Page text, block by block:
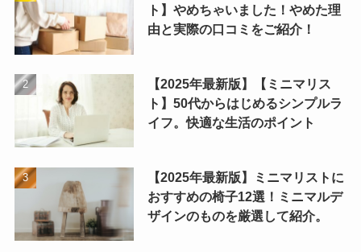
ト】やめちゃいました！やめた理
由と実際の口コミをご紹介！
【2025年最新版】【ミニマリス
ト】50代からはじめるシンプルラ
イフ。快適な生活のポイント
【2025年最新版】ミニマリストに
おすすめの椅子12選！ミニマルデ
ザインのものを厳選して紹介。